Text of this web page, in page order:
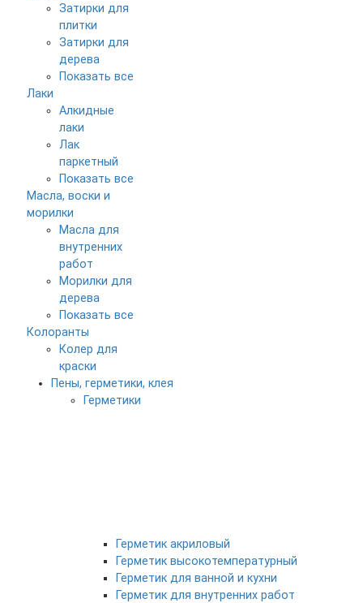
Затирки для
плитки
Затирки для
дерева
Показать все
Лаки
Алкидные
лаки
Лак
паркетный
Показать все
Масла, воски и
морилки
Масла для
внутренних
работ
Морилки для
дерева
Показать все
Колоранты
Колер для
краски
Пены, герметики, клея
Герметики
Герметик акриловый
Герметик высокотемпературный
Герметик для ванной и кухни
Герметик для внутренних работ